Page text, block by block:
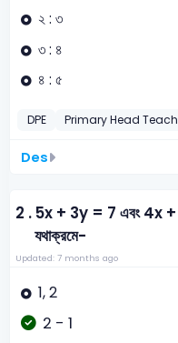
২ : ৩
৩ : ৪
৪ : ৫
DPE Primary Head
Des
2 . 5x + 3y = 7 এবং 4x +
যথাক্রমে-
Updated: 7 months ago
1, 2
2 - 1